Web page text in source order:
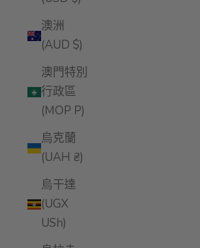
澳洲
(AUD $)
澳門特別
行政區
(MOP P)
烏克蘭
(UAH ₴)
烏干達
(UGX
USh)